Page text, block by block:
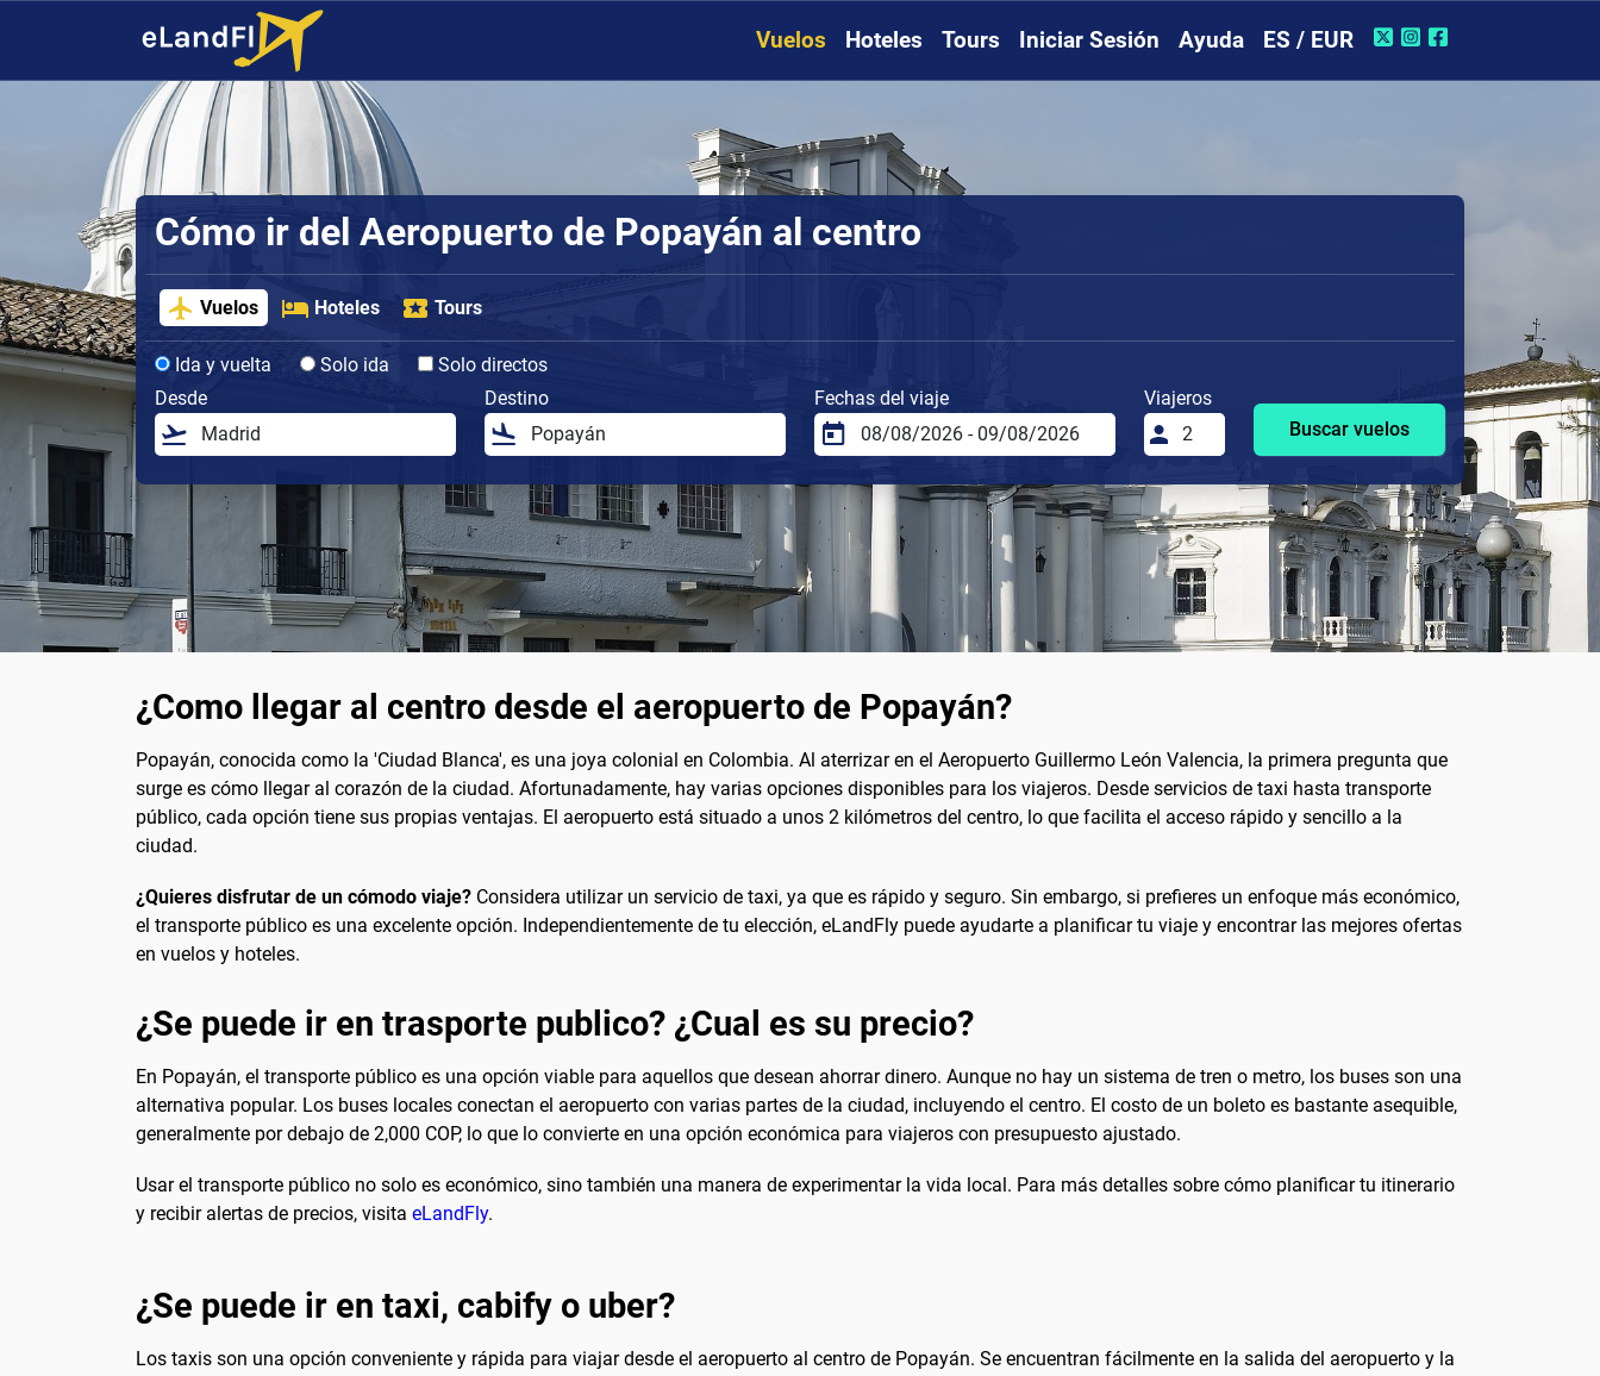
Vuelos Hoteles Tours Iniciar Sesión Ayuda ES / EUR
Cómo ir del Aeropuerto de Popayán al centro
Vuelos Hoteles Tours
Ida y vuelta Solo ida
Solo directos
Desde
Destino Fechas del viaje
Viajeros
Buscar vuelos
¿Como llegar al centro desde el aeropuerto de Popayán?
Popayán, conocida como la 'Ciudad Blanca', es una joya colonial en Colombia. Al aterrizar en el Aeropuerto Guillermo León Valencia, la primera pregunta que
surge es cómo llegar al corazón de la ciudad. Afortunadamente, hay varias opciones disponibles para los viajeros. Desde servicios de taxi hasta transporte
público, cada opción tiene sus propias ventajas. El aeropuerto está situado a unos 2 kilómetros del centro, lo que facilita el acceso rápido y sencillo a la
ciudad.
¿Quieres disfrutar de un cómodo viaje? Considera utilizar un servicio de taxi, ya que es rápido y seguro. Sin embargo, si prefieres un enfoque más económico,
el transporte público es una excelente opción. Independientemente de tu elección, eLandFly puede ayudarte a planificar tu viaje y encontrar las mejores ofertas
en vuelos y hoteles.
¿Se puede ir en trasporte publico? ¿Cual es su precio?
En Popayán, el transporte público es una opción viable para aquellos que desean ahorrar dinero. Aunque no hay un sistema de tren o metro, los buses son una
alternativa popular. Los buses locales conectan el aeropuerto con varias partes de la ciudad, incluyendo el centro. El costo de un boleto es bastante asequible,
generalmente por debajo de 2,000 COP, lo que lo convierte en una opción económica para viajeros con presupuesto ajustado.
Usar el transporte público no solo es económico, sino también una manera de experimentar la vida local. Para más detalles sobre cómo planificar tu itinerario
y recibir alertas de precios, visita eLandFly.
¿Se puede ir en taxi, cabify o uber?
Los taxis son una opción conveniente y rápida para viajar desde el aeropuerto al centro de Popayán. Se encuentran fácilmente en la salida del aeropuerto y la